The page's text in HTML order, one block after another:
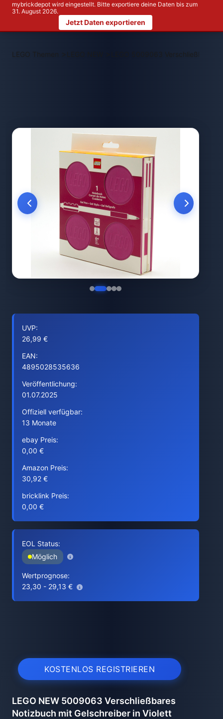
mybrickdepot wird eingestellt. Bitte exportiere deine Daten bis zum
31. August 2026.
Jetzt Daten exportieren
LEGO Themen > LEGO 5009063 Verschließbares
UVP:
26,99 €
EAN:
4895028535636
Veröffentlichung:
01.07.2025
Offiziell verfügbar:
13 Monate
ebay Preis:
0,00 €
Amazon Preis:
30,92 €
bricklink Preis:
0,00 €
EOL Status:
Möglich
Wertprognose:
23,30 - 29,13 €
KOSTENLOS REGISTRIEREN
LEGO NEW 5009063 Verschließbares
Notizbuch mit Gelschreiber in Violett